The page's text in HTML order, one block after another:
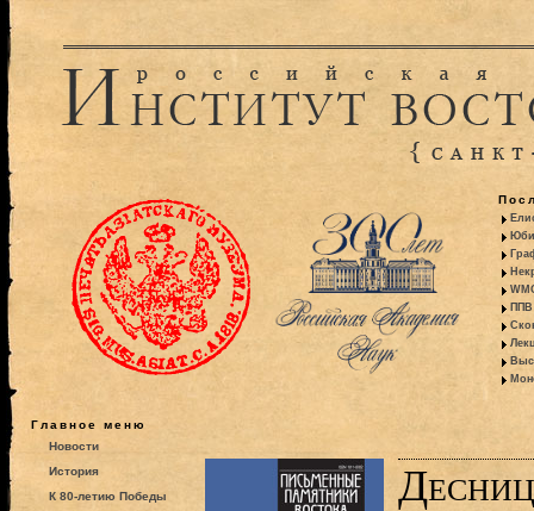
ППВ
Главное меню
Новости
История
К 80-летию Победы